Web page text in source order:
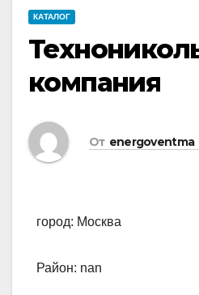
КАТАЛОГ
компания
От energoventma
город: Москва
Район: nan